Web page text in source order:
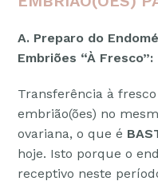
A. Preparo do
Embriões “À Fresco”:
Transferência à
embrião(ões) no
ovariana, o que é
hoje. Isto porque o
receptivo neste